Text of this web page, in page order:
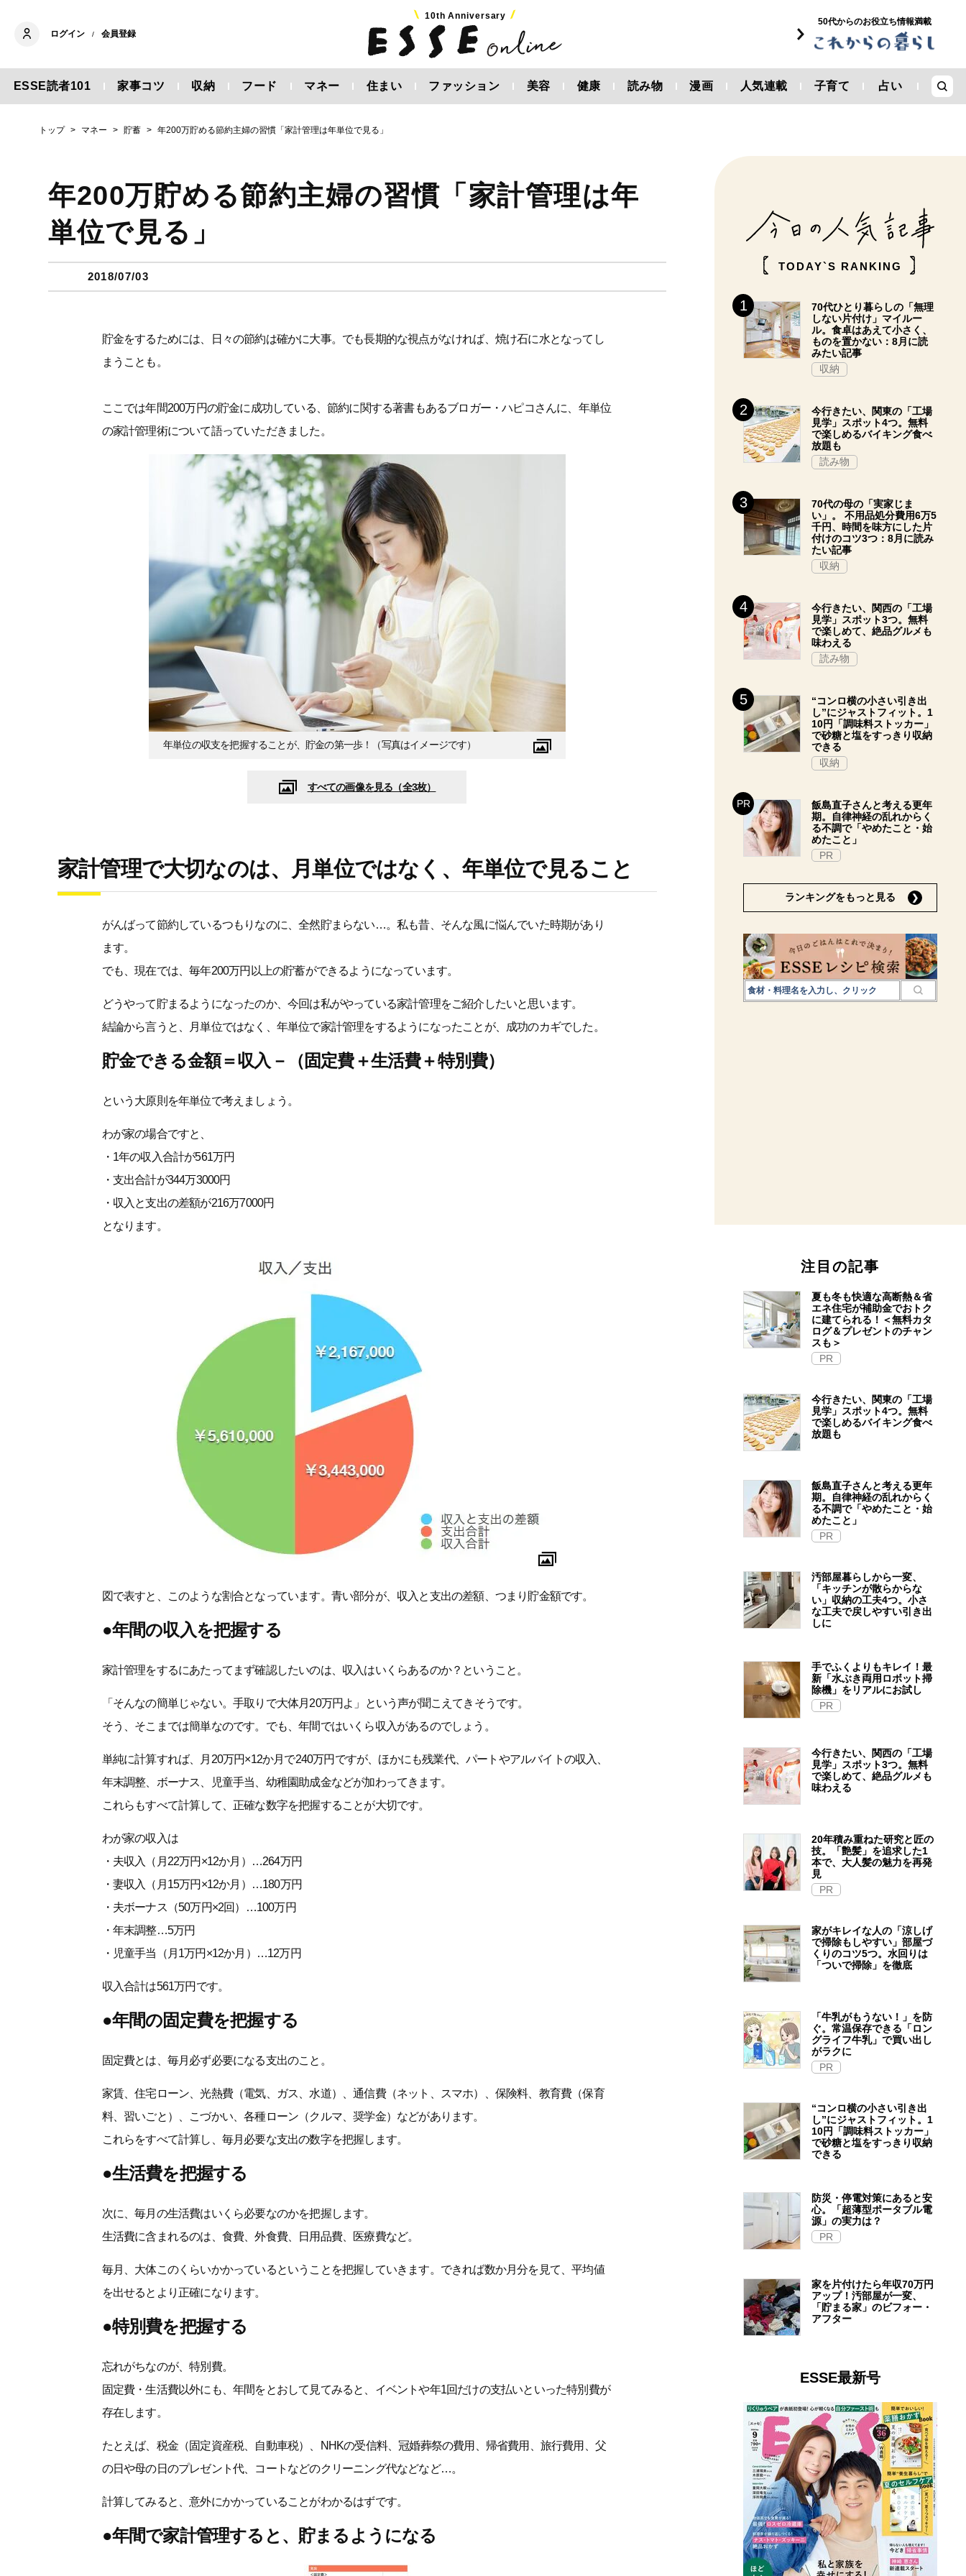
ログイン / 会員登録
10th Anniversary
50代からのお役立ち情報満載
ESSE読者101 家事コツ 収納 フード マネー 住まい ファッション 美容 健康 読み物 漫画 人気連載 子育て 占い
トップ マネー 貯蓄 年200万貯める節約主婦の習慣「家計管理は年単位で見る」
年200万貯める節約主婦の習慣「家計管理は年
単位で見る」
2018/07/03
貯金をするためには、日々の節約は確かに大事。でも長期的な視点がなければ、焼け石に水となってし
まうことも。
ここでは年間200万円の貯金に成功している、節約に関する著書もあるブロガー・ハピコさんに、年単位
の家計管理術について語っていただきました。
年単位の収支を把握することが、貯金の第一歩！（写真はイメージです）
すべての画像を見る（全3枚）
家計管理で大切なのは、月単位ではなく、年単位で見ること
がんばって節約しているつもりなのに、全然貯まらない…。私も昔、そんな風に悩んでいた時期があり
ます。
でも、現在では、毎年200万円以上の貯蓄ができるようになっています。
どうやって貯まるようになったのか、今回は私がやっている家計管理をご紹介したいと思います。
結論から言うと、月単位ではなく、年単位で家計管理をするようになったことが、成功のカギでした。
貯金できる金額＝収入－（固定費＋生活費＋特別費）
という大原則を年単位で考えましょう。
わが家の場合ですと、
・1年の収入合計が561万円
・支出合計が344万3000円
・収入と支出の差額が216万7000円
となります。
図で表すと、このような割合となっています。青い部分が、収入と支出の差額、つまり貯金額です。
●年間の収入を把握する
家計管理をするにあたってまず確認したいのは、収入はいくらあるのか？ということ。
「そんなの簡単じゃない。手取りで大体月20万円よ」という声が聞こえてきそうです。
そう、そこまでは簡単なのです。でも、年間ではいくら収入があるのでしょう。
単純に計算すれば、月20万円×12か月で240万円ですが、ほかにも残業代、パートやアルバイトの収入、
年末調整、ボーナス、児童手当、幼稚園助成金などが加わってきます。
これらもすべて計算して、正確な数字を把握することが大切です。
わが家の収入は
・夫収入（月22万円×12か月）…264万円
・妻収入（月15万円×12か月）…180万円
・夫ボーナス（50万円×2回）…100万円
・年末調整…5万円
・児童手当（月1万円×12か月）…12万円
収入合計は561万円です。
●年間の固定費を把握する
固定費とは、毎月必ず必要になる支出のこと。
家賃、住宅ローン、光熱費（電気、ガス、水道）、通信費（ネット、スマホ）、保険料、教育費（保育
料、習いごと）、こづかい、各種ローン（クルマ、奨学金）などがあります。
これらをすべて計算し、毎月必要な支出の数字を把握します。
●生活費を把握する
次に、毎月の生活費はいくら必要なのかを把握します。
生活費に含まれるのは、食費、外食費、日用品費、医療費など。
毎月、大体このくらいかかっているということを把握していきます。できれば数か月分を見て、平均値
を出せるとより正確になります。
●特別費を把握する
忘れがちなのが、特別費。
固定費・生活費以外にも、年間をとおして見てみると、イベントや年1回だけの支払いといった特別費が
存在します。
たとえば、税金（固定資産税、自動車税）、NHKの受信料、冠婚葬祭の費用、帰省費用、旅行費用、父
の日や母の日のプレゼント代、コートなどのクリーニング代などなど…。
計算してみると、意外にかかっていることがわかるはずです。
●年間で家計管理すると、貯まるようになる
TODAY`S RANKING
70代ひとり暮らしの「無理
しない片付け」マイルー
ル。食卓はあえて小さく、
ものを置かない：8月に読
みたい記事
収納
今行きたい、関東の「工場
見学」スポット4つ。無料
で楽しめるバイキング食べ
放題も
読み物
70代の母の「実家じま
い」。 不用品処分費用6万5
千円、時間を味方にした片
付けのコツ3つ：8月に読み
たい記事
収納
今行きたい、関西の「工場
見学」スポット3つ。無料
で楽しめて、絶品グルメも
味わえる
読み物
“コンロ横の小さい引き出
し”にジャストフィット。1
10円「調味料ストッカー」
で砂糖と塩をすっきり収納
できる
収納
飯島直子さんと考える更年
期。自律神経の乱れからく
る不調で「やめたこと・始
めたこと」
PR
ランキングをもっと見る
注目の記事
夏も冬も快適な高断熱＆省
エネ住宅が補助金でおトク
に建てられる！＜無料カタ
ログ＆プレゼントのチャン
スも＞
PR
今行きたい、関東の「工場
見学」スポット4つ。無料
で楽しめるバイキング食べ
放題も
飯島直子さんと考える更年
期。自律神経の乱れからく
る不調で「やめたこと・始
めたこと」
PR
汚部屋暮らしから一変、
「キッチンが散らからな
い」収納の工夫4つ。小さ
な工夫で戻しやすい引き出
しに
手でふくよりもキレイ！最
新「水ぶき両用ロボット掃
除機」をリアルにお試し
PR
今行きたい、関西の「工場
見学」スポット3つ。無料
で楽しめて、絶品グルメも
味わえる
20年積み重ねた研究と匠の
技。「艶髪」を追求した1
本で、大人髪の魅力を再発
見
PR
家がキレイな人の「涼しげ
で掃除もしやすい」部屋づ
くりのコツ5つ。水回りは
「ついで掃除」を徹底
「牛乳がもうない！」を防
ぐ。常温保存できる「ロン
グライフ牛乳」で買い出し
がラクに
PR
“コンロ横の小さい引き出
し”にジャストフィット。1
10円「調味料ストッカー」
で砂糖と塩をすっきり収納
できる
防災・停電対策にあると安
心。「超薄型ポータブル電
源」の実力は？​
PR
家を片付けたら年収70万円
アップ！汚部屋が一変、
「貯まる家」のビフォー・
アフター
ESSE最新号